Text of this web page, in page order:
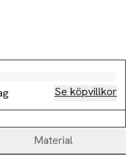
Se köpvillkor
Material